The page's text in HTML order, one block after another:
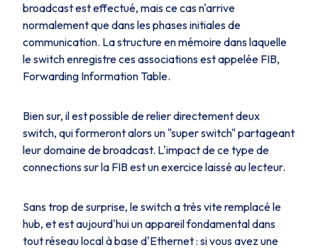
broadcast est effectué, mais ce cas n'arrive
normalement que dans les phases initiales de
communication. La structure en mémoire dans laquelle
le switch enregistre ces associations est appelée FIB,
Forwarding Information Table.
Bien sur, il est possible de relier directement deux
switch, qui formeront alors un "super switch" partageant
leur domaine de broadcast. L'impact de ce type de
connections sur la FIBest un exercice laissé au lecteur.
Sans trop de surprise, leswitcha très vite remplacé le
hub, et est aujourd'hui un appareil fondamental dans
tout réseau local à base d'Ethernet : si vous avez une